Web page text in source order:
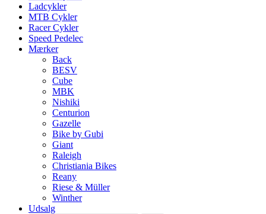
Ladcykler
MTB Cykler
Racer Cykler
Speed Pedelec
Mærker
Back
BESV
Cube
MBK
Nishiki
Centurion
Gazelle
Bike by Gubi
Giant
Raleigh
Christiania Bikes
Reany
Riese & Müller
Winther
Udsalg